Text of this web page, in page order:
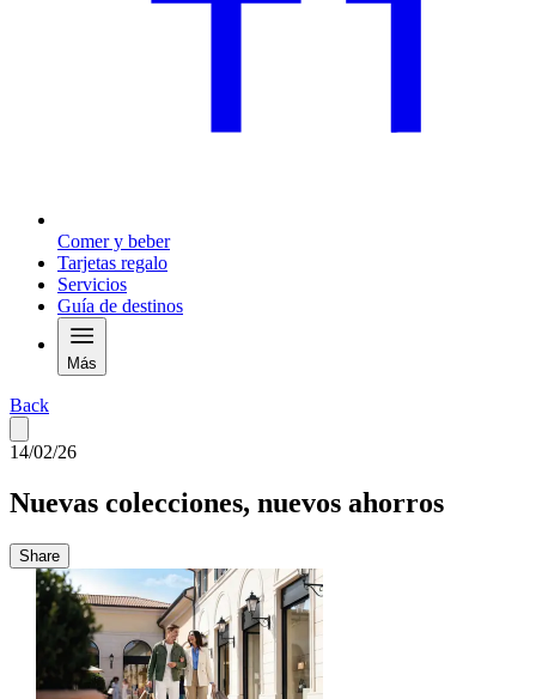
Comer y beber
Tarjetas regalo
Servicios
Guía de destinos
Más
Back
14/02/26
Nuevas colecciones, nuevos ahorros
Share